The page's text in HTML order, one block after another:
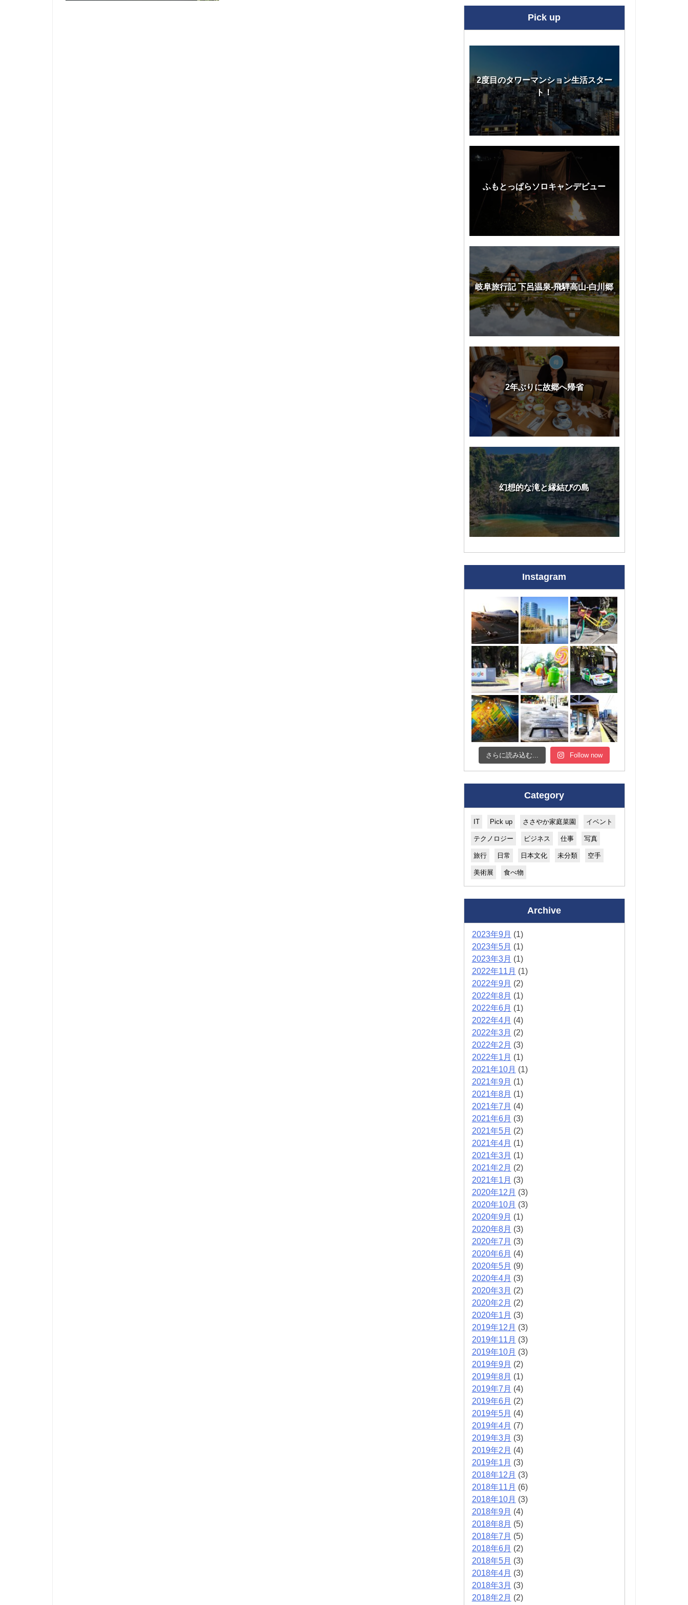
Pick up
2度目のタワーマンション生活スター
ト！
ふもとっぱらソロキャンデビュー
岐阜旅行記 下呂温泉-飛騨高山-白川郷
2年ぶりに故郷へ帰省
幻想的な滝と縁結びの島
Instagram
さらに読み込む... Follow now
Category
IT Pick up ささやか家庭菜園 イベント
テクノロジー ビジネス 仕事 写真
旅行 日常 日本文化 未分類 空手
美術展 食べ物
Archive
2023年9月 (1)
2023年5月 (1)
2023年3月 (1)
2022年11月 (1)
2022年9月 (2)
2022年8月 (1)
2022年6月 (1)
2022年4月 (4)
2022年3月 (2)
2022年2月 (3)
2022年1月 (1)
2021年10月 (1)
2021年9月 (1)
2021年8月 (1)
2021年7月 (4)
2021年6月 (3)
2021年5月 (2)
2021年4月 (1)
2021年3月 (1)
2021年2月 (2)
2021年1月 (3)
2020年12月 (3)
2020年10月 (3)
2020年9月 (1)
2020年8月 (3)
2020年7月 (3)
2020年6月 (4)
2020年5月 (9)
2020年4月 (3)
2020年3月 (2)
2020年2月 (2)
2020年1月 (3)
2019年12月 (3)
2019年11月 (3)
2019年10月 (3)
2019年9月 (2)
2019年8月 (1)
2019年7月 (4)
2019年6月 (2)
2019年5月 (4)
2019年4月 (7)
2019年3月 (3)
2019年2月 (4)
2019年1月 (3)
2018年12月 (3)
2018年11月 (6)
2018年10月 (3)
2018年9月 (4)
2018年8月 (5)
2018年7月 (5)
2018年6月 (2)
2018年5月 (3)
2018年4月 (3)
2018年3月 (3)
2018年2月 (2)